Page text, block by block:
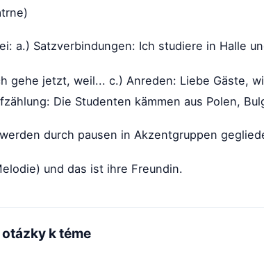
a.) Satzverbindungen: Ich studiere in Halle
gehe jetzt, weil... c.) Anreden: Liebe Gäste,
Die Studenten kämmen aus Polen,
durch pausen in Akzentgruppen
und das ist ihre Freundin.
k téme